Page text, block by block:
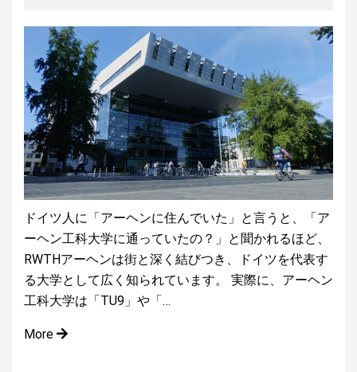
ドイツ人に「アーヘンに住んでいた」と言うと、「ア
ーヘン工科大学に通っていたの？」と聞かれるほど、
RWTHアーヘンは街と深く結びつき、ドイツを代表す
る大学として広く知られています。 実際に、アーヘン
工科大学は「TU9」や「…
More